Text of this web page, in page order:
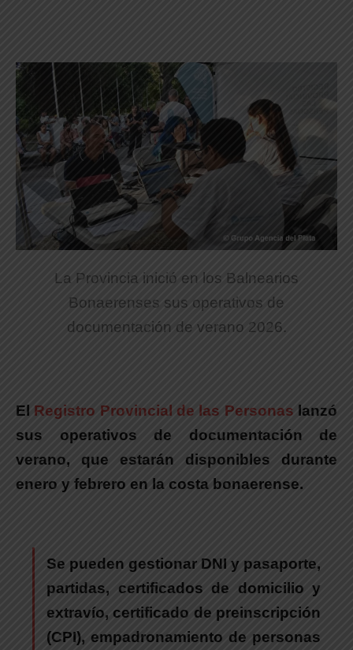
La Provincia inició en los Balnearios
Bonaerenses sus operativos de
documentación de verano 2026.
El Registro Provincial de las Personas lanzó
sus operativos de documentación de
verano, que estarán disponibles durante
enero y febrero en la costa bonaerense.
Se pueden gestionar DNI y pasaporte,
partidas, certificados de domicilio y
extravío, certificado de preinscripción
(CPI), empadronamiento de personas